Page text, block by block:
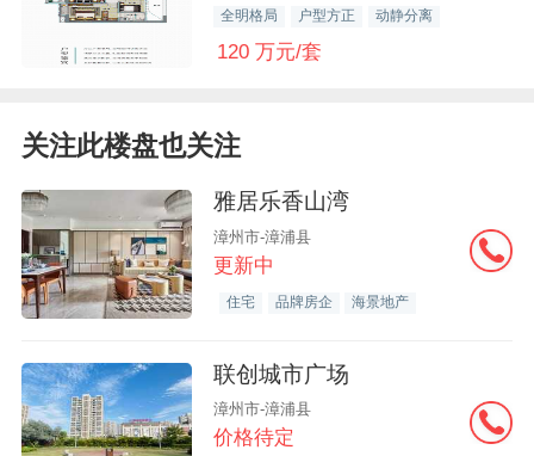
全明格局 户型方正 动静分离
120 万元/套
关注此楼盘也关注
雅居乐香山湾
漳州市-漳浦县
更新中
住宅 品牌房企 海景地产
联创城市广场
漳州市-漳浦县
价格待定